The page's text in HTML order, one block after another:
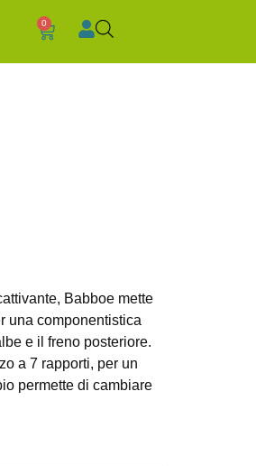
0
Babboe mette
una componentistica
e il freno posteriore.
a 7 rapporti, per un
permette di cambiare